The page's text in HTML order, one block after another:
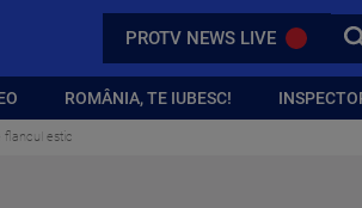
PROTV NEWS LIVE
ROMÂNIA, TE IUBESC!
flancul estic